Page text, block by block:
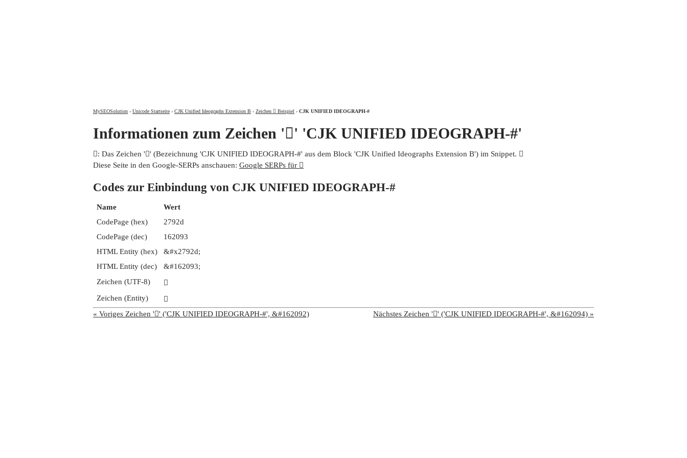
MySEOSolution › Unicode Startseite › CJK Unified Ideographs Extension B › Zeichen 𧤭 Beispiel › CJK UNIFIED IDEOGRAPH-#
Informationen zum Zeichen '𧤭' 'CJK UNIFIED IDEOGRAPH-#'
𧤭: Das Zeichen '𧤭' (Bezeichnung 'CJK UNIFIED IDEOGRAPH-#' aus dem Block 'CJK Unified Ideographs Extension B') im Snippet. 𧤭
Diese Seite in den Google-SERPs anschauen: Google SERPs für 𧤭
Codes zur Einbindung von CJK UNIFIED IDEOGRAPH-#
Name
Wert
CodePage (hex)
2792d
CodePage (dec)
162093
HTML Entity (hex)
&#x2792d;
HTML Entity (dec)
&#162093;
Zeichen (UTF-8)
𧤭
Zeichen (Entity)
𧤭
« Voriges Zeichen '𧤬' ('CJK UNIFIED IDEOGRAPH-#', &#162092)
Nächstes Zeichen '𧤮' ('CJK UNIFIED IDEOGRAPH-#', &#162094) »